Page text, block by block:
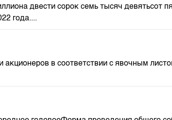
двести сорок семь тысяч девятьсот
года....
в соответствии с явочным